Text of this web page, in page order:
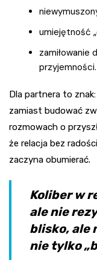
umiejętność
zamiłowanie
przyjemności.
Dla partnera to
zamiast budować
rozmowach o
że relacja bez
zaczyna obumierać.
Koliber w
ale nie
blisko, ale
nie tylko